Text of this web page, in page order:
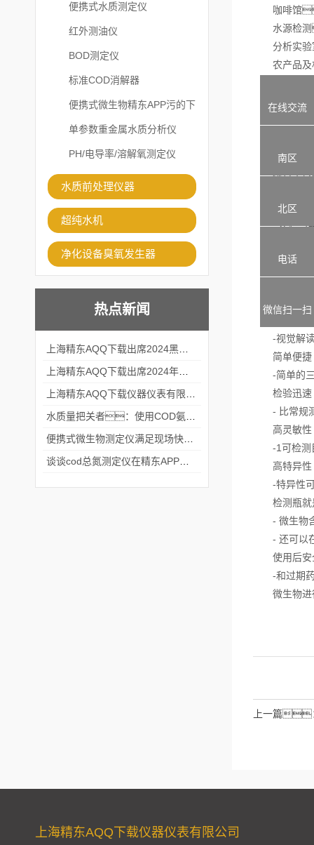
便携式水质测定仪
红外测油仪
BOD测定仪
标准COD消解器
便携式微生物精东APP污的下
载安装
单参数重金属水质分析仪
PH/电导率/溶解氧测定仪
水质前处理仪器
超纯水机
净化设备臭氧发生器
热点新闻
咖啡馆
水源检测
分析实验
农产品及
环境监测
室内空调
综合了传
-酶法（β-
- 免疫（
检验研究
-视觉解
简单便捷
-简单的三
检验迅速
- 比常规测
高灵敏性
-1可检测
高特异性
-特异性可
检测瓶就
- 微生物含
- 还可以在
使用后安
-和过期
微生物进行
上一篇
上海精东AQQ下载仪器仪表有限公司
在线交流
南区
北区
电话
微信扫一扫